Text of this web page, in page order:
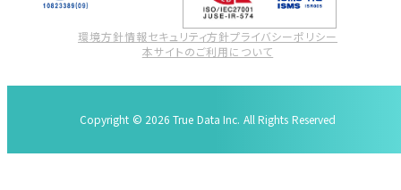
環境方針情報セキュリティ方針プライバシーポリシー
本サイトのご利用について
Copyright © 2026 True Data Inc. All Rights Reserved